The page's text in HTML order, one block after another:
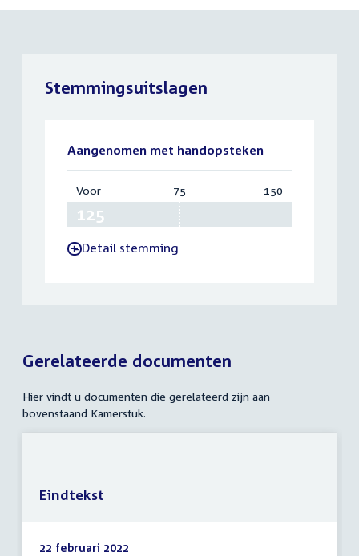
Stemmingsuitslagen
Aangenomen met handopsteken
Voor:
75 150
-Detail stemming
Gerelateerde documenten
Hier vindt u documenten die gerelateerd zijn aan
bovenstaand Kamerstuk.
22 februari 2022
Eindtekst